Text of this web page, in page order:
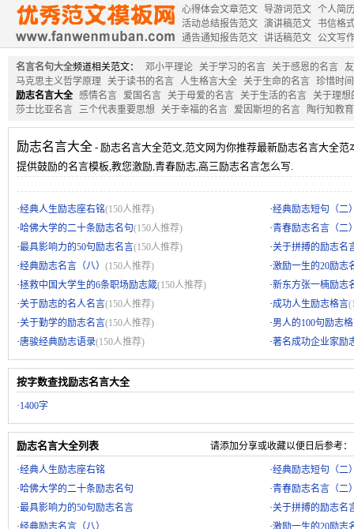
心得体会文章范文 导游词范文 个人简
活动总结报告范文 演讲稿范文 书信格
通告通知报告范文 讲话稿范文 公文写
名言名句大全频道相关范文： 邓小平理论 关于学习的名言 关于感恩的名言
马克思主义哲学原理
关于读书的名言 人生格言大全 关于生命的名言 珍惜时
励志名言大全 感情名言 爱国名言 关于母爱的名言 关于生活的名言
关于理想
莎士比亚名言 三个代表重要思想 关于幸福的名言 爱因斯坦的名言 陶行知教
励志名言大全 - 励志名言大全范文,范文网为你推荐最新励志名言大全
提供鼓励的名言模板,教您激励,青春励志,高三励志名言怎么写.
·经典人生励志座右铭(150人推荐) ·经典励志短句（二
·哈佛大学的二十条励志名句(150人推荐) ·青春励志名言（二
·最具影响力的50句励志名言(150人推荐) ·关于拼搏的励志名
·经典励志名言（八） (150人推荐) ·激励一生的20励志
·拯救中国大学生的6条职场励志箴(150人推荐) ·新东方张一楠励志
·关于励志的名人名言(150人推荐) ·成功人生励志格言
·关于勤学的励志名言(150人推荐) ·男人的100句励志
·唐骏经典励志语录(150人推荐) ·著名成功企业家励
按字数查找励志名言大全
·1400字
励志名言大全列表 请添加分享或收藏以便日后参考：
·经典人生励志座右铭 ·经典励志短句（二
·哈佛大学的二十条励志名句 ·青春励志名言（二
·最具影响力的50句励志名言 ·关于拼搏的励志名
·经典励志名言（八） ·激励一生的20励志